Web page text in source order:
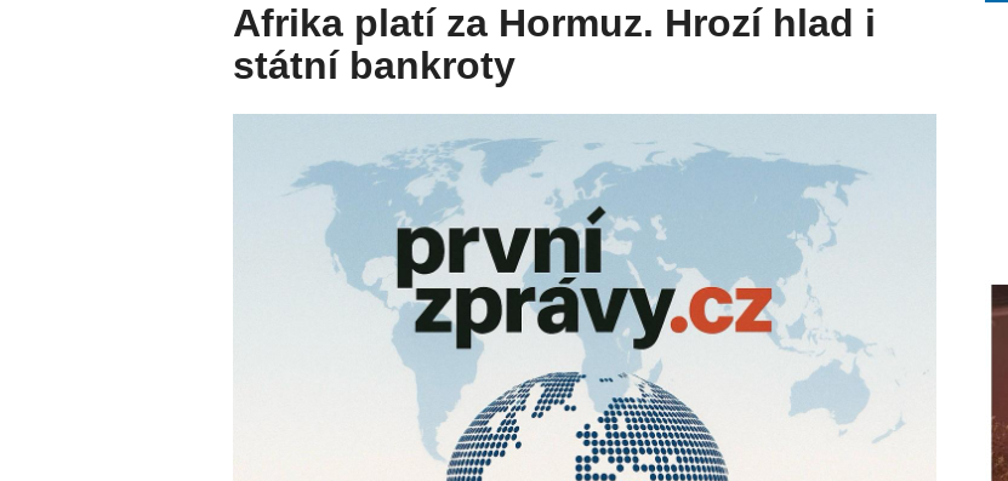
Afrika platí za Hormuz. Hrozí hlad i
státní bankroty